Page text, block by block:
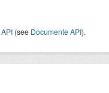
API (see Documente API).